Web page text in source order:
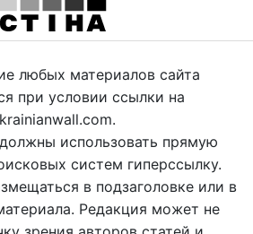
любых материалов сайта
при условии ссылки на
использовать прямую
систем гиперссылку.
в подзаголовке или в
Редакция может не